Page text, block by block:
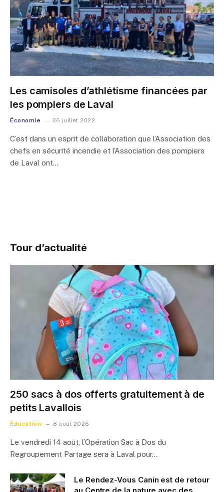
Les camisoles d’athlétisme financées par
les pompiers de Laval
Économie 26 juillet 2022
C’est dans un esprit de collaboration que l’Association des
chefs en sécurité incendie et l’Association des pompiers
de Laval ont…
Tour d’actualité
250 sacs à dos offerts gratuitement à de
petits Lavallois
Éducation 8 août 2026
Le vendredi 14 août, l’Opération Sac à Dos du
Regroupement Partage sera à Laval pour…
Le Rendez-Vous Canin est de retour